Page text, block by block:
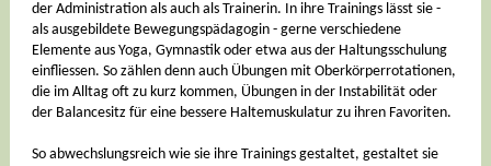
der Administration als auch als Trainerin. In ihre Trainings lässt sie -
als ausgebildete Bewegungspädagogin - gerne verschiedene
Elemente aus Yoga, Gymnastik oder etwa aus der Haltungsschulung
einfliessen. So zählen denn auch Übungen mit Oberkörperrotationen,
die im Alltag oft zu kurz kommen, Übungen in der Instabilität oder
der Balancesitz für eine bessere Haltemuskulatur zu ihren Favoriten.
So abwechslungsreich wie sie ihre Trainings gestaltet, gestaltet sie